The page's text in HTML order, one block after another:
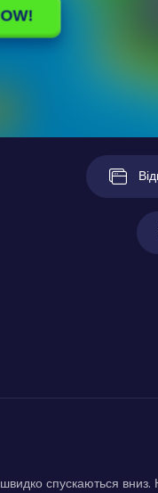
спускаються вниз.